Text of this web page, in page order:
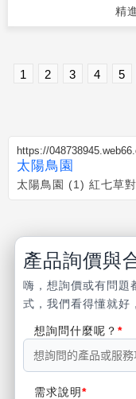
精
1 2 3 4 5
https://
太陽鳥園
太陽鳥園 (1) 紅七草
產品詢價與
嗨，想詢價或有問題
式，我們看得懂就好
想詢問什麼呢？
需求說明